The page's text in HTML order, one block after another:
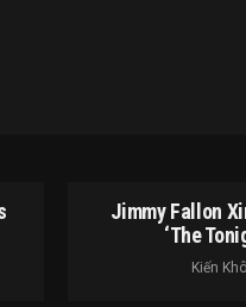
Jimmy Fallon
‘The
Kiến